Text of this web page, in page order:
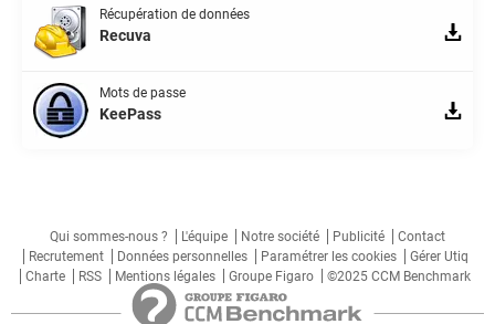
Récupération de données
Recuva
Mots de passe
KeePass
Qui sommes-nous ? L'équipe Notre société Publicité
Contact
Recrutement
Données personnelles Paramétrer les cookies
Gérer Utiq
Charte
RSS Mentions légales Groupe Figaro ©2025 CCM Benchmark